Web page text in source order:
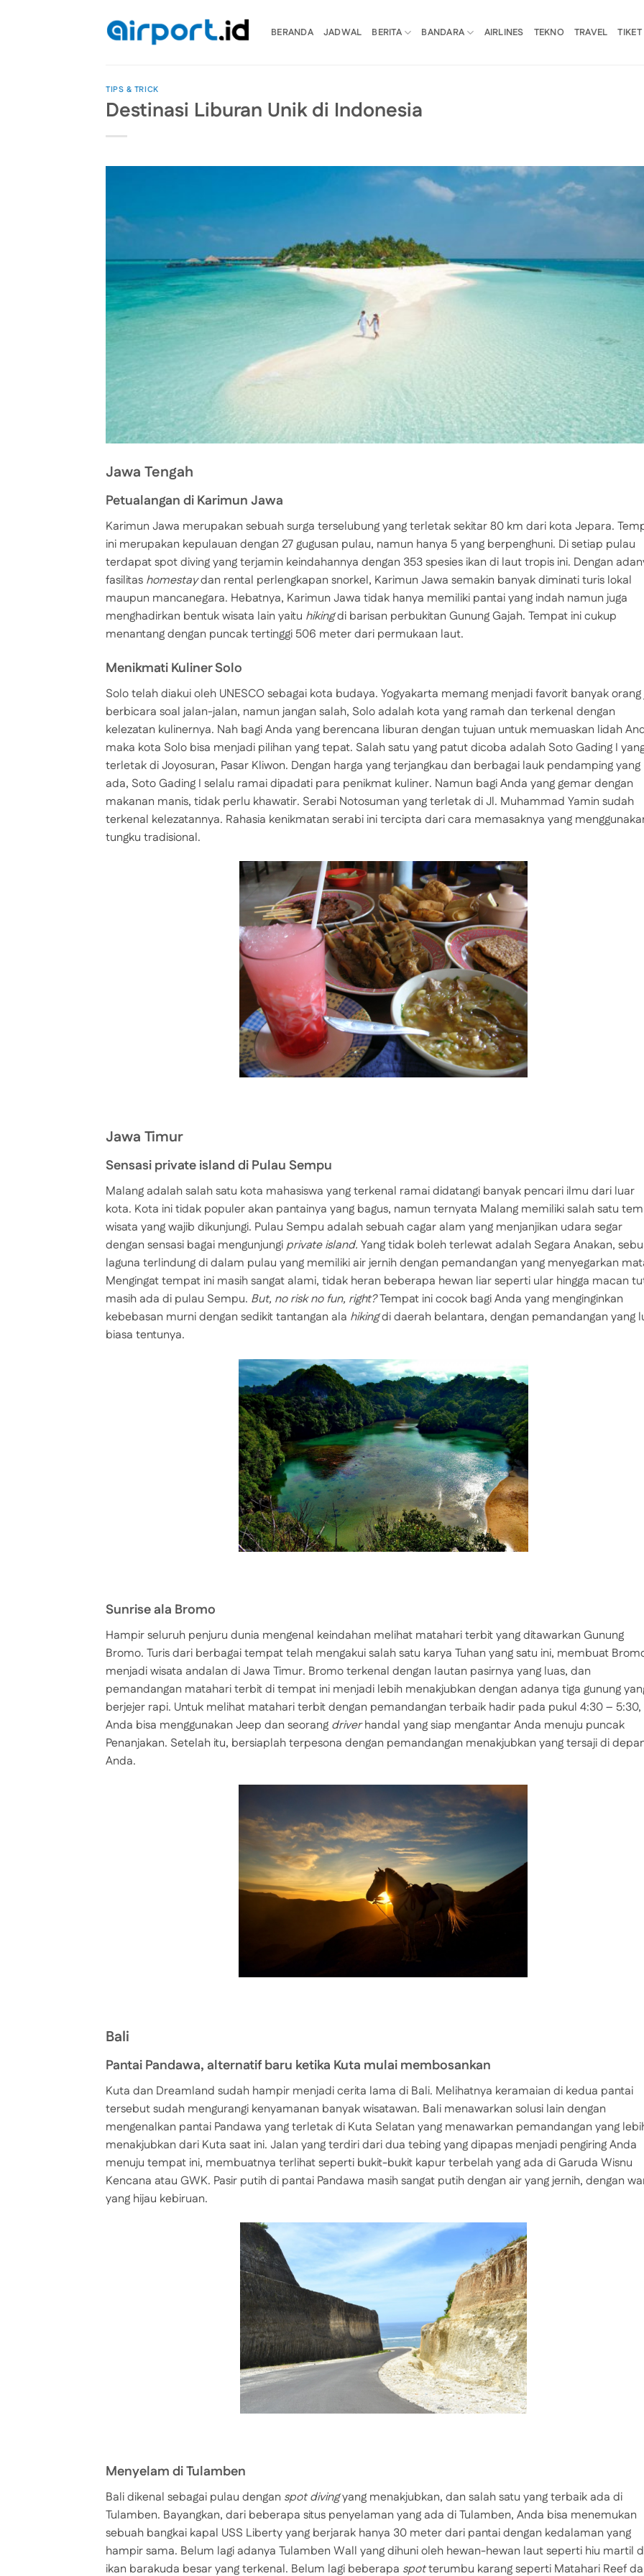
BERANDA JADWAL BERITA BANDARA AIRLINES TEKNO TRAVEL TIKET
TIPS & TRICK
Destinasi Liburan Unik di Indonesia
Jawa Tengah
Petualangan di Karimun Jawa
Karimun Jawa merupakan sebuah surga terselubung yang terletak sekitar 80 km dari kota Jepara.
ini merupakan kepulauan dengan 27 gugusan pulau, namun hanya 5 yang berpenghuni. Di setiap pulau
terdapat spot diving yang terjamin keindahannya dengan 353 spesies ikan di laut tropis ini. Dengan
fasilitas homestaydan rental perlengkapan snorkel, Karimun Jawa semakin banyak diminati turis lokal
maupun mancanegara. Hebatnya, Karimun Jawa tidak hanya memiliki pantai yang indah namun juga
menghadirkan bentuk wisata lain yaitu hikingdi barisan perbukitan Gunung Gajah. Tempat ini cukup
menantang dengan puncak tertinggi 506 meter dari permukaan laut.
Menikmati Kuliner Solo
Solo telah diakui oleh UNESCO sebagai kota budaya. Yogyakarta memang menjadi favorit banyak orang
berbicara soal jalan-jalan, namun jangan salah, Solo adalah kota yang ramah dan terkenal dengan
kelezatan kulinernya. Nah bagi Anda yang berencana liburan dengan tujuan untuk memuaskan lidah
maka kota Solo bisa menjadi pilihan yang tepat. Salah satu yang patut dicoba adalah Soto Gading I
terletak di Joyosuran, Pasar Kliwon. Dengan harga yang terjangkau dan berbagai lauk pendamping yang
ada, Soto Gading I selalu ramai dipadati para penikmat kuliner. Namun bagi Anda yang gemar dengan
makanan manis, tidak perlu khawatir. Serabi Notosuman yang terletak di Jl. Muhammad Yamin sudah
terkenal kelezatannya. Rahasia kenikmatan serabi ini tercipta dari cara memasaknya yang
tungku tradisional.
Jawa Timur
Sensasi private island di Pulau Sempu
Malang adalah salah satu kota mahasiswa yang terkenal ramai didatangi banyak pencari ilmu dari luar
kota. Kota ini tidak populer akan pantainya yang bagus, namun ternyata Malang memiliki salah satu
wisata yang wajib dikunjungi. Pulau Sempu adalah sebuah cagar alam yang menjanjikan udara segar
dengan sensasi bagai mengunjungiprivate island. Yang tidak boleh terlewat adalah Segara Anakan,
laguna terlindung di dalam pulau yang memiliki air jernih dengan pemandangan yang menyegarkan
Mengingat tempat ini masih sangat alami, tidak heran beberapa hewan liar seperti ular hingga macan
masih ada di pulau Sempu. But, no risk no fun, right?Tempat ini cocok bagi Anda yang menginginkan
kebebasan murni dengan sedikit tantangan ala hikingdi daerah belantara, dengan pemandangan yang
biasa tentunya.
Sunrise ala Bromo
Hampir seluruh penjuru dunia mengenal keindahan melihat matahari terbit yang ditawarkan Gunung
Bromo. Turis dari berbagai tempat telah mengakui salah satu karya Tuhan yang satu ini, membuat
menjadi wisata andalan di Jawa Timur. Bromo terkenal dengan lautan pasirnya yang luas, dan
pemandangan matahari terbit di tempat ini menjadi lebih menakjubkan dengan adanya tiga gunung
berjejer rapi. Untuk melihat matahari terbit dengan pemandangan terbaik hadir pada pukul 4:30 – 5:30,
Anda bisa menggunakan Jeep dan seorang driverhandal yang siap mengantar Anda menuju puncak
Penanjakan. Setelah itu, bersiaplah terpesona dengan pemandangan menakjubkan yang tersaji di
Anda.
Bali
Pantai Pandawa, alternatif baru ketika Kuta mulai membosankan
Kuta dan Dreamland sudah hampir menjadi cerita lama di Bali. Melihatnya keramaian di kedua pantai
tersebut sudah mengurangi kenyamanan banyak wisatawan. Bali menawarkan solusi lain dengan
mengenalkan pantai Pandawa yang terletak di Kuta Selatan yang menawarkan pemandangan yang
menakjubkan dari Kuta saat ini. Jalan yang terdiri dari dua tebing yang dipapas menjadi pengiring Anda
menuju tempat ini, membuatnya terlihat seperti bukit-bukit kapur terbelah yang ada di Garuda Wisnu
Kencana atau GWK. Pasir putih di pantai Pandawa masih sangat putih dengan air yang jernih, dengan
yang hijau kebiruan.
Menyelam di Tulamben
Bali dikenal sebagai pulau dengan spot divingyang menakjubkan, dan salah satu yang terbaik ada di
Tulamben. Bayangkan, dari beberapa situs penyelaman yang ada di Tulamben, Anda bisa menemukan
sebuah bangkai kapal USS Liberty yang berjarak hanya 30 meter dari pantai dengan kedalaman yang
hampir sama. Belum lagi adanya Tulamben Wall yang dihuni oleh hewan-hewan laut seperti hiu martil
ikan barakuda besar yang terkenal. Belum lagi beberapa spotterumbu karang seperti Matahari Reef